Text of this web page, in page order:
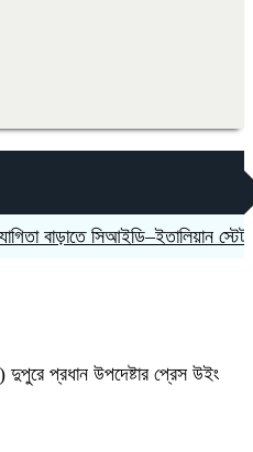
সিআইডি–ইতালিয়ান স্টেট পুলিশের
প্রধান উপদেষ্টার প্রেস উইং